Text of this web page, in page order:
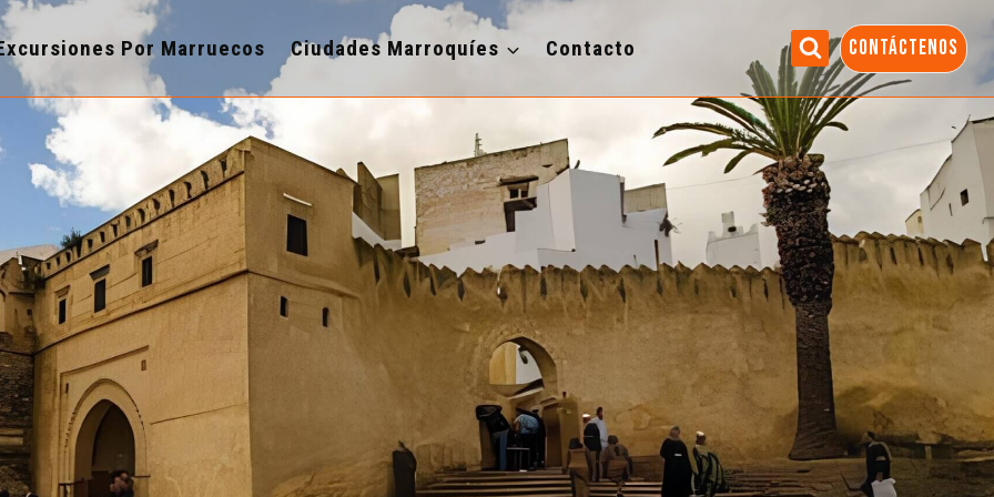
Por Marruecos Ciudades Marroquíes Contacto CONTÁCTENOS